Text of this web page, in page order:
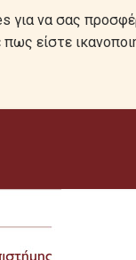
για να σας
είστε